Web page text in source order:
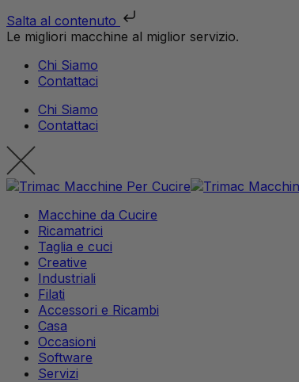
Salta al contenuto
Le migliori macchine al miglior servizio.
Chi Siamo
Contattaci
Chi Siamo
Contattaci
Macchine da Cucire
Ricamatrici
Taglia e cuci
Creative
Industriali
Filati
Accessori e Ricambi
Casa
Occasioni
Software
Servizi